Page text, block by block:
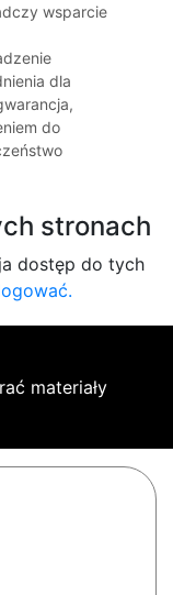
wsparcie
dla
do
stronach
dostęp do tych
materiały